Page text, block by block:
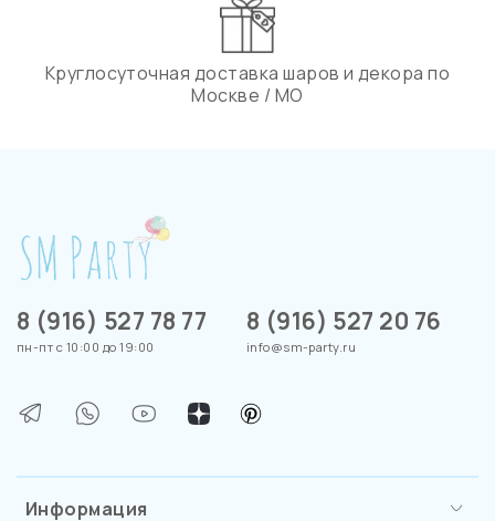
Круглосуточная доставка шаров и декора по
Москве / МО
Информация
8 (916) 527 78 77
пн-пт с 10:00 до 19:00
8 (916) 527 20 76
info@sm-party.ru